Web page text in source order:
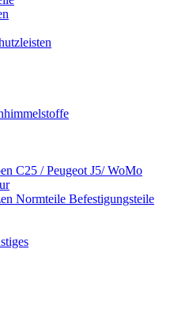
C25 / Peugeot J5/ WoMo
Normteile Befestigungsteile